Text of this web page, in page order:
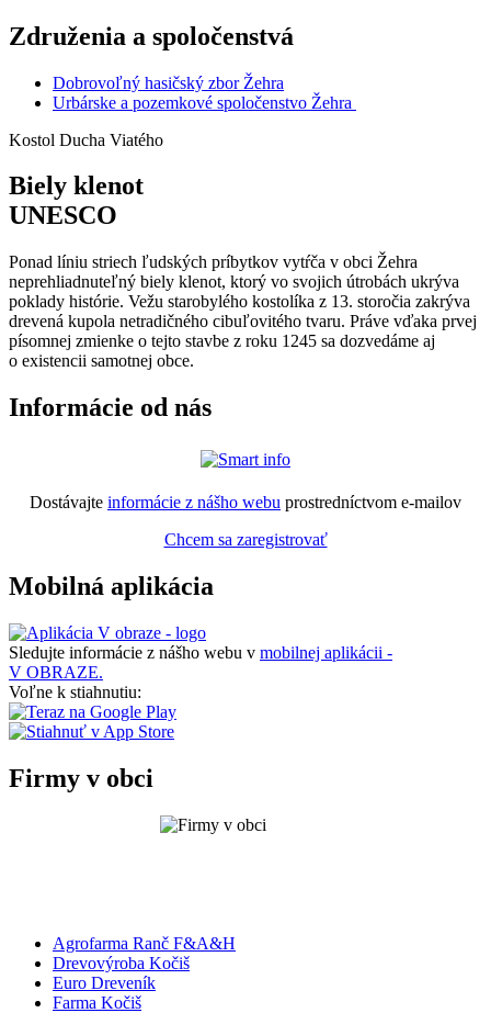
Združenia a spoločenstvá
Dobrovoľný hasičský zbor Žehra
Urbárske a pozemkové spoločenstvo Žehra
Kostol Ducha Viatého
Biely klenot
UNESCO
Ponad líniu striech ľudských príbytkov vytŕča v obci Žehra
neprehliadnuteľný biely klenot, ktorý vo svojich útrobách ukrýva
poklady histórie. Vežu starobylého kostolíka z 13. storočia zakrýva
drevená kupola netradičného cibuľovitého tvaru. Práve vďaka prvej
písomnej zmienke o tejto stavbe z roku 1245 sa dozvedáme aj
o existencii samotnej obce.
Informácie od nás
Dostávajte informácie z nášho webu prostredníctvom e-mailov
Chcem sa zaregistrovať
Mobilná aplikácia
Sledujte informácie z nášho webu v mobilnej aplikácii -
V OBRAZE.
Voľne k stiahnutiu:
Firmy v obci
Agrofarma Ranč F&A&H
Drevovýroba Kočiš
Euro Dreveník
Farma Kočiš